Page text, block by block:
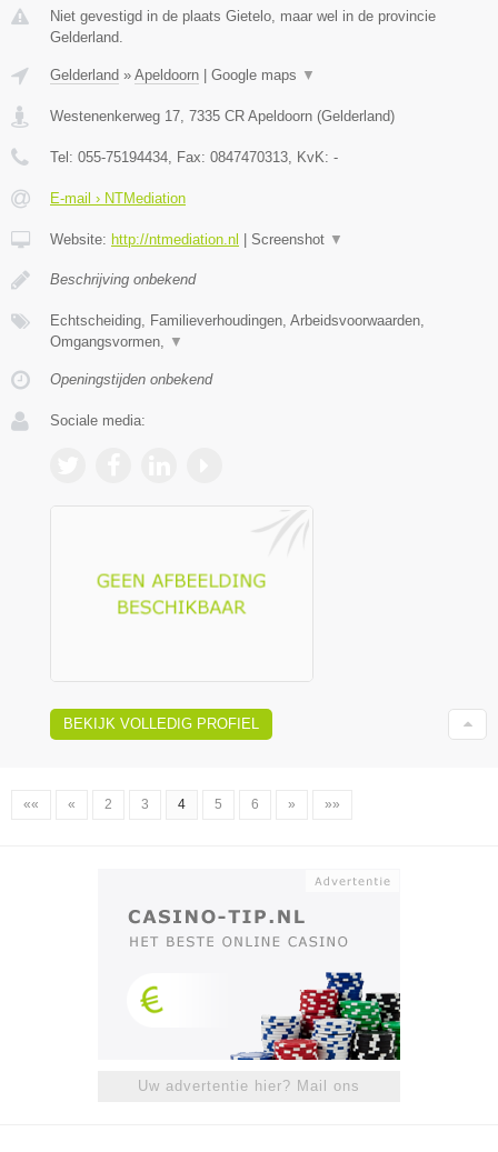
Niet gevestigd in de plaats Gietelo, maar wel in de provincie
Gelderland.
Gelderland » Apeldoorn Google maps ▼
Westenenkerweg 17 7335 CR Apeldoorn (Gelderland)
Tel: 055-75194434 , Fax: 0847470313 , KvK: -
E-mail › NTMediation
Website: http://ntmediation.nl Screenshot ▼
Beschrijving onbekend
Echtscheiding, Familieverhoudingen, Arbeidsvoorwaarden,
Omgangsvormen,
▼
Openingstijden onbekend
Sociale media:
BEKIJK VOLLEDIG PROFIEL
«« « 2 3 4 5 6 » »»
Uw advertentie hier? Mail ons